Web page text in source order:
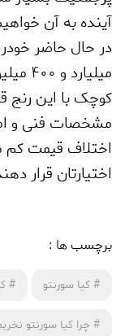
آینده به آن
کوچک با این رنج
مشخصات فنی و
اختلاف قیمت کم
اختیارتان قرار
برچسب ها :
#کیا سورنتو #
# چرا کیا سورنتو